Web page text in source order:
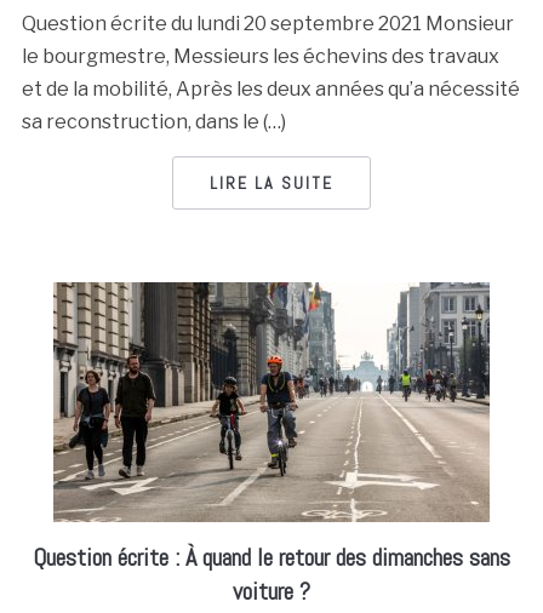
Question écrite du lundi 20 septembre 2021 Monsieur
le bourgmestre, Messieurs les échevins des travaux
et de la mobilité, Après les deux années qu’a nécessité
sa reconstruction, dans le (…)
LIRE LA SUITE
Question écrite : À quand le retour des dimanches sans
voiture ?